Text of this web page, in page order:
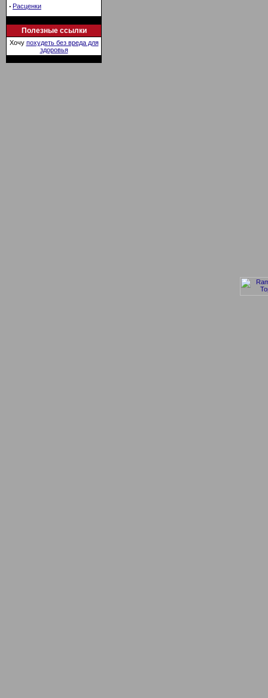
· Расценки
Полезные ссылки
Хочу похудеть без вреда для
здоровья